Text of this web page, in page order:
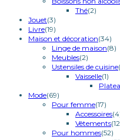
Thé(2)
Jouet(3)
Livre(19)
Maison et décoration(34)
Linge de maison(8)
Meubles(2)
Ustensiles de cuisine
Vaisselle(1)
Mode(69)
Pour femme(17)
Accessoires
Vêtements
Pour hommes(52)